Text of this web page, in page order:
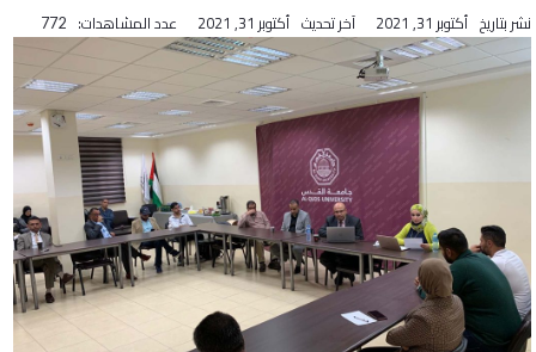
نشر بتاريخ أكتوبر 31, 2021 آخر تحديث أكتوبر 31, 2021 عدد المشاهدات: 772